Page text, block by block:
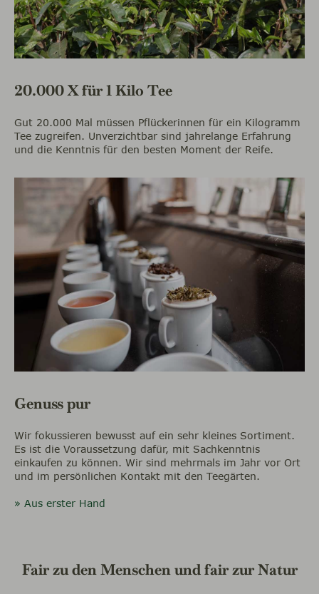
20.000 X für 1 Kilo Tee
Gut 20.000 Mal müssen Pflückerinnen für ein Kilogramm
Tee zugreifen. Unverzichtbar sind jahrelange Erfahrung
und die Kenntnis für den besten Moment der Reife.
Genuss pur
Wir fokussieren bewusst auf ein sehr kleines Sortiment.
Es ist die Voraussetzung dafür, mit Sachkenntnis
einkaufen zu können. Wir sind mehrmals im Jahr vor Ort
und im persönlichen Kontakt mit den Teegärten.
» Aus erster Hand
Fair zu den Menschen und fair zur Natur